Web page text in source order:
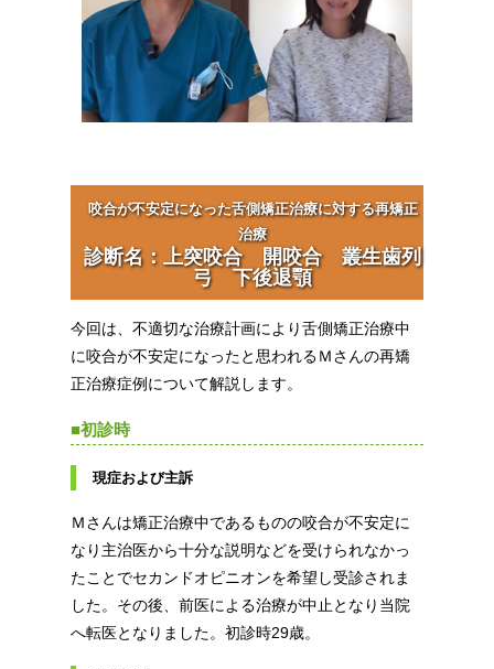
咬合が不安定になった舌側矯正治療に対する再矯正
治療
診断名：上突咬合 開咬合 叢生歯列
弓 下後退顎
今回は、不適切な治療計画により舌側矯正治療中
に咬合が不安定になったと思われるＭさんの再矯
正治療症例について解説します。
■初診時
現症および主訴
Ｍさんは矯正治療中であるものの咬合が不安定に
なり主治医から十分な説明などを受けられなかっ
たことでセカンドオピニオンを希望し受診されま
した。その後、前医による治療が中止となり当院
へ転医となりました。初診時29歳。